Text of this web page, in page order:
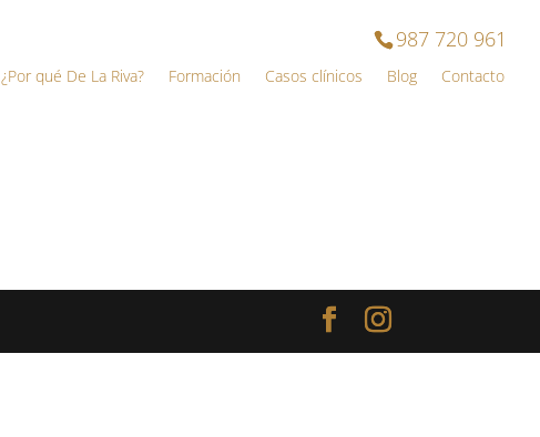
987 720 961
¿Por qué De La Riva? Formación Casos clínicos Blog Contacto